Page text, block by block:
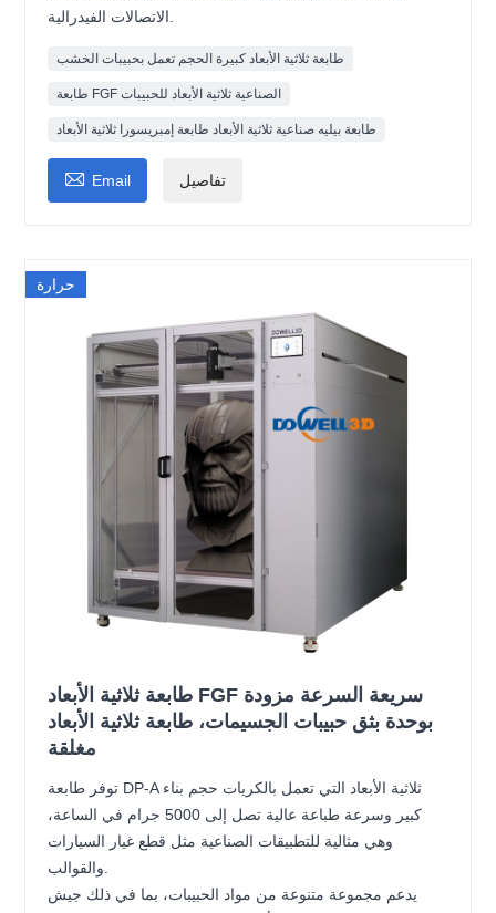
طابعة ثلاثية الأبعاد كبيرة الحجم تعمل بحبيبات الخشب
طابعة FGF الصناعية ثلاثية الأبعاد للحبيبات
طابعة بيليه صناعية ثلاثية الأبعاد طابعة إمبريسورا ثلاثية الأبعاد
 Email تفاصيل
حرارة
طابعة ثلاثية الأبعاد FGF سريعة السرعة مزودة
بوحدة بثق حبيبات الجسيمات، طابعة ثلاثية الأبعاد
مغلقة
توفر طابعة DP-A ثلاثية الأبعاد التي تعمل بالكريات حجم بناء
كبير وسرعة طباعة عالية تصل إلى 5000 جرام في الساعة،
وهي مثالية للتطبيقات الصناعية مثل قطع غيار السيارات
يدعم مجموعة متنوعة من مواد الحبيبات، بما في ذلك جيش